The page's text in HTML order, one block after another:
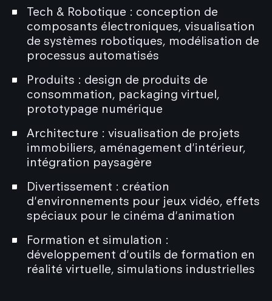
Tech & Robotique : conception de
composants électroniques, visualisation
de systèmes robotiques, modélisation de
processus automatisés
Produits : design de produits de
consommation, packaging virtuel,
prototypage numérique
Architecture : visualisation de projets
immobiliers, aménagement d'intérieur,
intégration paysagère
Divertissement : création
d'environnements pour jeux vidéo, effets
spéciaux pour le cinéma d'animation
Formation et simulation :
développement d'outils de formation en
réalité virtuelle, simulations industrielles